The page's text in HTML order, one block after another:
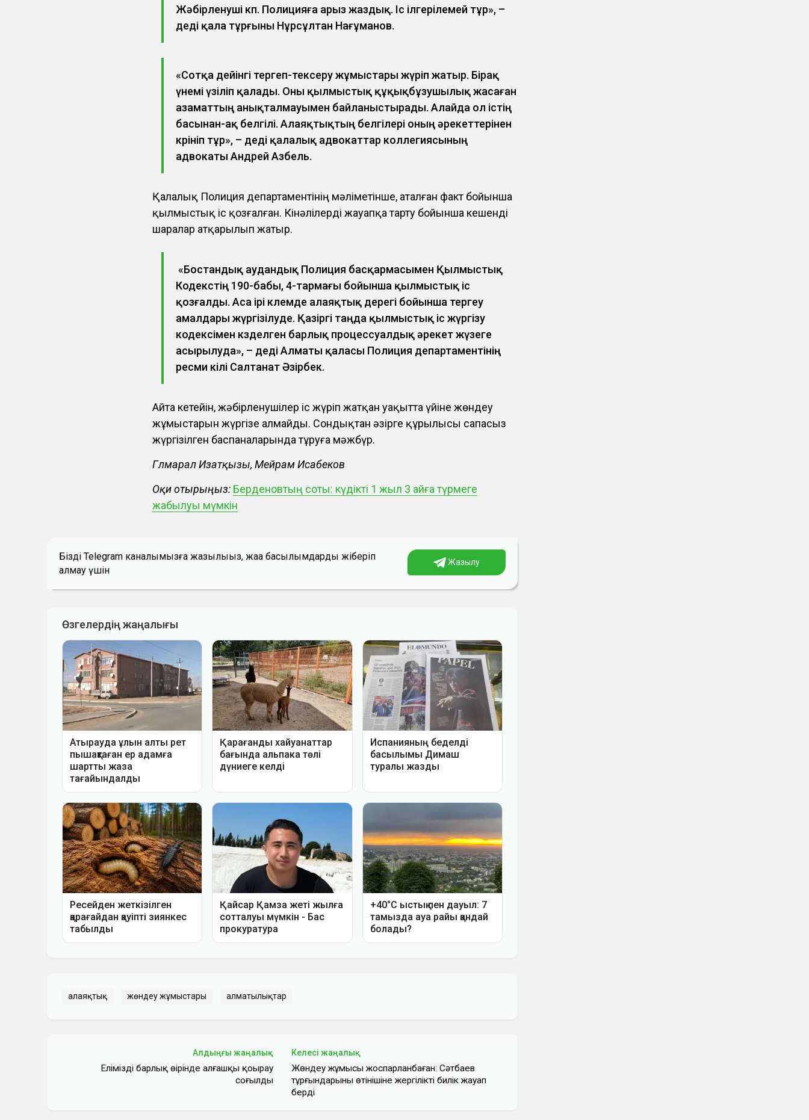
Жәбірленуші көп. Полицияға арыз жаздық. Іс ілгерілемей тұр», –
деді қала тұрғыны Нұрсұлтан Нағұманов.
«Сотқа дейінгі тергеп-тексеру жұмыстары жүріп жатыр. Бірақ
үнемі үзіліп қалады. Оны қылмыстық құқықбұзушылық жасаған
азаматтың анықталмауымен байланыстырады. Алайда ол істің
басынан-ақ белгілі. Алаяқтықтың белгілері оның әрекеттерінен
көрініп тұр», – деді қалалық адвокаттар коллегиясының
адвокаты Андрей Азбель.
Қалалық Полиция департаментінің мәліметінше, аталған факт бойынша
қылмыстық іс қозғалған. Кінәлілерді жауапқа тарту бойынша кешенді
шаралар атқарылып жатыр.
«Бостандық аудандық Полиция басқармасымен Қылмыстық
Кодекстің 190-бабы, 4-тармағы бойынша қылмыстық іс
қозғалды. Аса ірі көлемде алаяқтық дерегі бойынша тергеу
амалдары жүргізілуде. Қазіргі таңда қылмыстық іс жүргізу
кодексімен көзделген барлық процессуалдық әрекет жүзеге
асырылуда», – деді Алматы қаласы Полиция департаментінің
ресми өкілі Салтанат Әзірбек.
Айта кетейін, жәбірленушілер іс жүріп жатқан уақытта үйіне жөндеу
жұмыстарын жүргізе алмайды. Сондықтан әзірге құрылысы сапасыз
жүргізілген баспаналарында тұруға мәжбүр.
Гүлмарал Изатқызы, Мейрам Исабеков
Оқи отырыңыз: Берденовтың соты: күдікті 1 жыл 3 айға түрмеге
жабылуы мүмкін
Біздің Telegram каналымызға жазылыңыз, жаңа басылымдарды жіберіп
алмау үшін
Жазылу
алаяқтық жөндеу жұмыстары алматылықтар
Алдыңғы жаңалық
Еліміздің барлық өңірінде алғашқы қоңырау
соғылды
Келесі жаңалық
Жөндеу жұмысы жоспарланбаған: Сәтбаев
тұрғындарының өтінішіне жергілікті билік жауап
берді